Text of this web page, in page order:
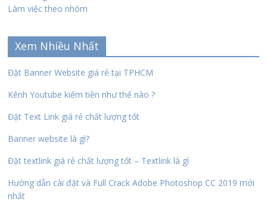
Làm việc theo nhóm
Xem Nhiều Nhất
Đặt Banner Website giá rẻ tại TPHCM
Kênh Youtube kiếm tiền như thế nào ?
Đặt Text Link giá rẻ chất lượng tốt
Banner website là gì?
Đặt textlink giá rẻ chất lượng tốt – Textlink là gì
Hướng dẫn cài đặt và Full Crack Adobe Photoshop CC 2019 mới
nhất